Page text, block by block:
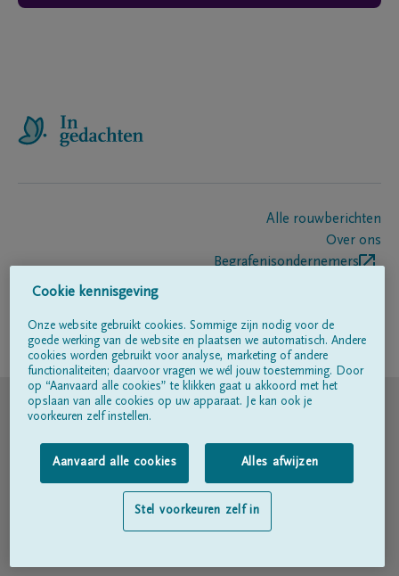
Alle rouwberichten
Over ons
Begrafenisondernemers
Volg ons op
© DELA
Gebruiksvoorwaarden
Privacyverklaring
Toegankelijkheidsverklaring
Cookie kennisgeving
Onze website gebruikt cookies. Sommige zijn nodig voor de
goede werking van de website en plaatsen we automatisch. Andere
cookies worden gebruikt voor analyse, marketing of andere
functionaliteiten; daarvoor vragen we wél jouw toestemming. Door
op “Aanvaard alle cookies” te klikken gaat u akkoord met het
opslaan van alle cookies op uw apparaat. Je kan ook je
voorkeuren zelf instellen.
Aanvaard alle cookies Alles afwijzen
Stel voorkeuren zelf in